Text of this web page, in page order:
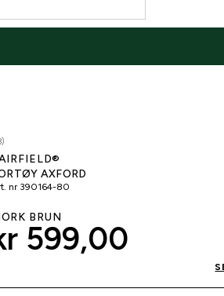
AXFORD
nr 390164-80
BRUN
599,00